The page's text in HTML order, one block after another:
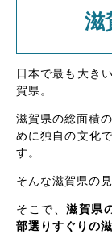
滋
日本で最も大き
賀県。
滋賀県の総面積
めに独自の文化
す。
そんな滋賀県の
そこで、滋賀県
部選りすぐりの